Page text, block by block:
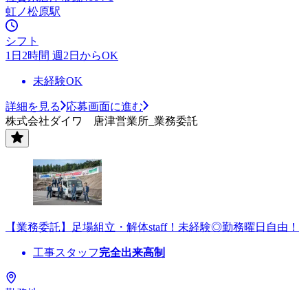
虹ノ松原駅
シフト
1日2時間 週2日からOK
未経験OK
詳細を見る
応募画面に進む
株式会社ダイワ 唐津営業所_業務委託
【業務委託】足場組立・解体staff！未経験◎勤務曜日自由！
工事スタッフ完全出来高制